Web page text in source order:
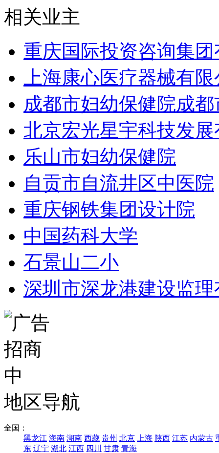
相关业主
重庆国际投资咨询集
上海康心医疗器械有
成都市妇幼保健院成
北京宏光星宇科技发
乐山市妇幼保健院
自贡市自流井区中医院
重庆钢铁集团设计院
中国药科大学
石景山二小
深圳市深龙港建设监
地区导航
全国：
黑龙江 海南 湖南 西藏 贵州 北京 上海 陕西 江苏 内蒙古
东 辽宁 湖北 江西 四川 甘肃 青海